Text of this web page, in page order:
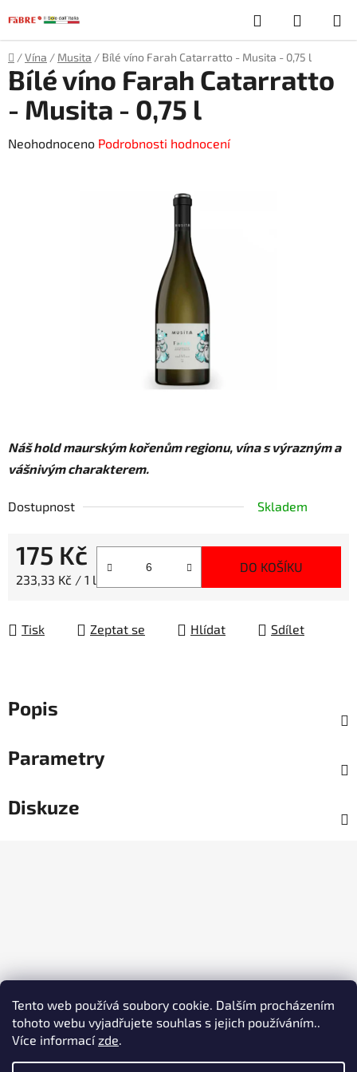
Tento web používá soubory cookie. Dalším procházením
tohoto webu vyjadřujete souhlas s jejich používáním..
Více informacízde.
na
obsah
Hledat
KOŠÍK
Domů
/Vína / Musita / Bílé víno Farah Catarratto - Musita - 0,75 l
Náš hold maurským kořenům regionu, vína s výrazným a
vášnivým charakterem.
Dostupnost Skladem
175 Kč
Měrná cena:
233,33 Kč / 1 l
DO KOŠÍKU
Tisk Zeptat se Hlídat Sdílet
Bílé víno Farah Catarratto
- Musita - 0,75 l
Průměrné
Neohodnoceno Podrobnosti hodnocení
Popis
Parametry
Diskuze